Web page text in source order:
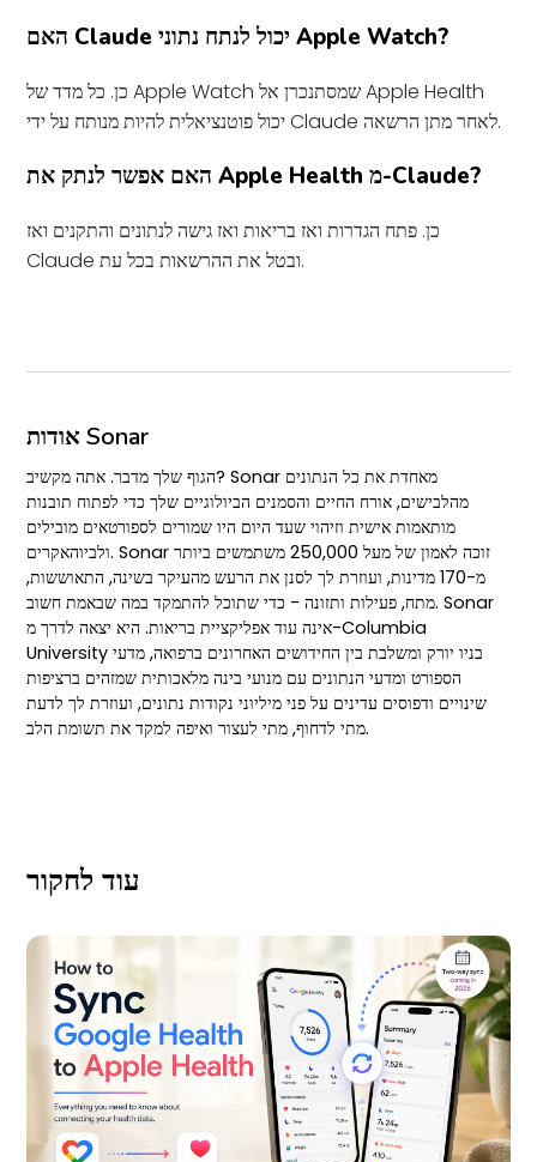
האם Claude יכול לנתח נתוני Apple Watch?
כן. כל מדד של Apple Watch שמסתנכרן אל Apple Health
יכול פוטנציאלית להיות מנותח על ידי Claude לאחר מתן הרשאה.
האם אפשר לנתק את Apple Health מ-Claude?
כן. פתח הגדרות ואז בריאות ואז גישה לנתונים והתקנים ואז
Claude ובטל את ההרשאות בכל עת.
אודות Sonar
הגוף שלך מדבר. אתה מקשיב? Sonar מאחדת את כל הנתונים
מהלבישים, אורח החיים והסמנים הביולוגיים שלך כדי לפתוח תובנות
מותאמות אישית וזיהוי שעד היום היו שמורים לספורטאים מובילים
ולביוהאקרים. Sonar זוכה לאמון של מעל 250,000 משתמשים ביותר
מ-170 מדינות, ועוזרת לך לסנן את הרעש מהעיקר בשינה, התאוששות,
מתח, פעילות ותזונה - כדי שתוכל להתמקד במה שבאמת חשוב. Sonar
אינה עוד אפליקציית בריאות. היא יצאה לדרך מ-Columbia
University בניו יורק ומשלבת בין החידושים האחרונים ברפואה, מדעי
הספורט ומדעי הנתונים עם מנועי בינה מלאכותית שמזהים ברציפות
שינויים ודפוסים עדינים על פני מיליוני נקודות נתונים, ועוזרת לך לדעת
מתי לדחוף, מתי לעצור ואיפה למקד את תשומת הלב.
עוד לחקור